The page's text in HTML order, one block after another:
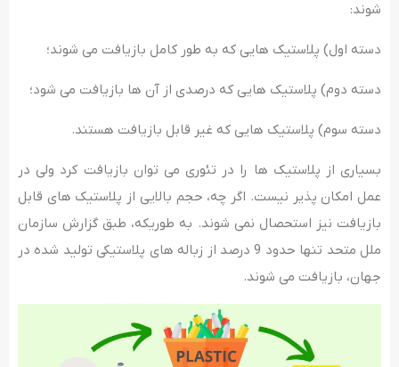
شوند:
دسته اول) پلاستیک هایی که به طور کامل بازیافت می شوند؛
دسته دوم) پلاستیک هایی که درصدی از آن ها بازیافت می شود؛
دسته سوم) پلاستیک هایی که غیر قابل بازیافت هستند.
بسیاری از پلاستیک ها را در تئوری می توان بازیافت کرد ولی در
عمل امکان پذیر نیست. اگر چه، حجم بالایی از پلاستیک های قابل
بازیافت نیز استحصال نمی شوند. به طوریکه، طبق گزارش سازمان
ملل متحد تنها حدود 9 درصد از زباله های پلاستیکی تولید شده در
جهان، بازیافت می شوند.